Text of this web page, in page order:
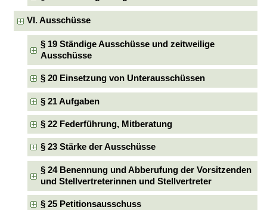
VI. Ausschüsse
§ 19 Ständige Ausschüsse und zeitweilige
Ausschüsse
§ 20 Einsetzung von Unterausschüssen
§ 21 Aufgaben
§ 22 Federführung, Mitberatung
§ 23 Stärke der Ausschüsse
§ 24 Benennung und Abberufung der Vorsitzenden
und Stellvertreterinnen und Stellvertreter
§ 25 Petitionsausschuss